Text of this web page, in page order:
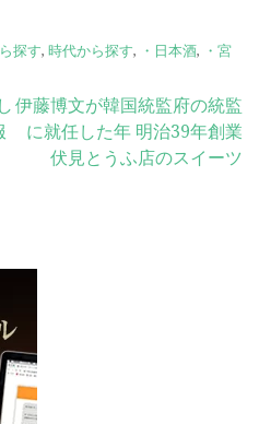
探す, 時代から探す, ・日本酒, ・宮
伊藤博文が韓国統監府の統監
に就任した年 明治39年創業
伏見とうふ店のスイーツ